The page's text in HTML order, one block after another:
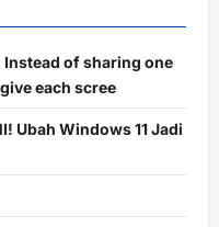
of sharing one
each scree
Ubah Windows 11 Jadi